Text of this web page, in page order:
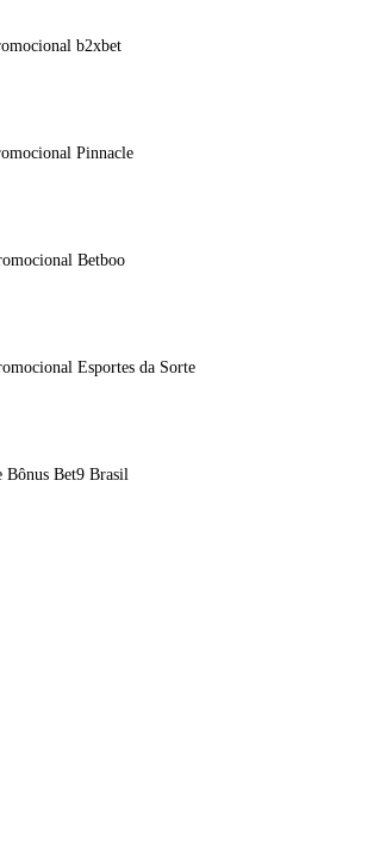
b2xbet
Pinnacle
Betboo
Esportes da Sorte
Bônus Bet9 Brasil